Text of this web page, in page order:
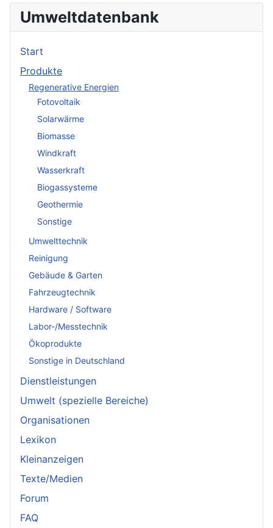
Umweltdatenbank
Start
Produkte
Regenerative Energien
Fotovoltaik
Solarwärme
Biomasse
Windkraft
Wasserkraft
Biogassysteme
Geothermie
Sonstige
Umwelttechnik
Reinigung
Gebäude & Garten
Fahrzeugtechnik
Hardware / Software
Labor-/Messtechnik
Ökoprodukte
Sonstige in Deutschland
Dienstleistungen
Umwelt (spezielle Bereiche)
Organisationen
Lexikon
Kleinanzeigen
Texte/Medien
Forum
FAQ